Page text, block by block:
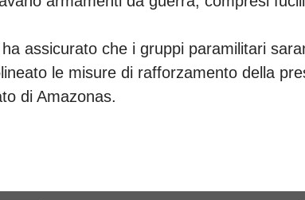
assicurato che i gruppi paramilitari
le misure di rafforzamento della
di Amazonas.